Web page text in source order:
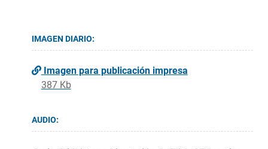
IMAGEN DIARIO:
Imagen para publicación impresa
387 Kb
AUDIO: